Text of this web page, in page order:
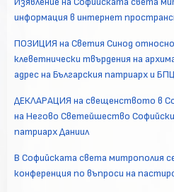
информация в интернет
ПОЗИЦИЯ на Светия Синод относно
клеветнически твърдения на
адрес на Българския патриарх и
ДЕКЛАРАЦИЯ на свещенството в
на Негово Светейшество
патриарх Даниил
В Софийската света митрополия
конференция по въпроси на